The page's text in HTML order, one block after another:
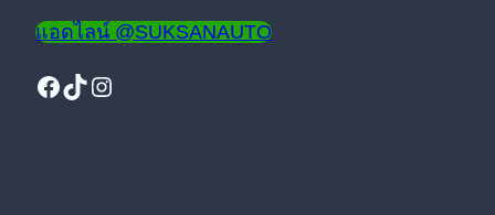
แอดไลน์ @SUKSANAUTO
Facebook
TikTok
Instagram